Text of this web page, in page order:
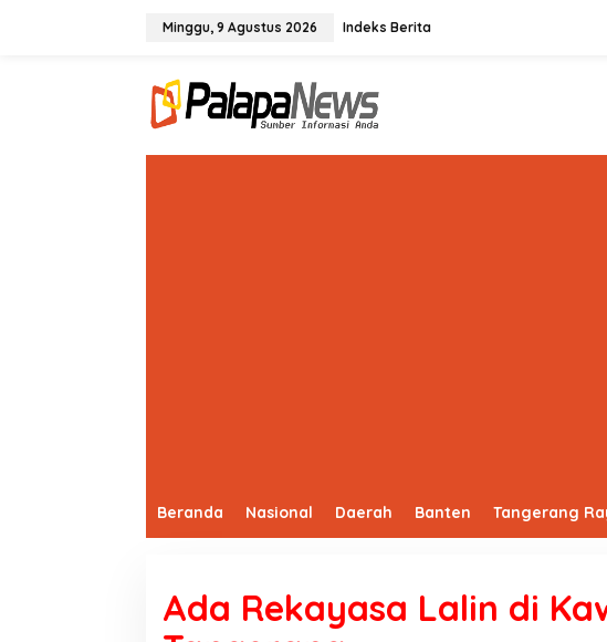
Minggu, 9 Agustus 2026 Indeks Berita
Beranda Nasional Daerah Banten Tangerang
Ada Rekayasa Lalin di